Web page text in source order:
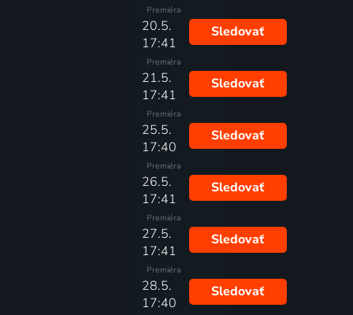
Premiéra
20.5.
17:41
Premiéra
Sledovať
21.5.
17:41
Premiéra
Sledovať
25.5.
17:40
Premiéra
Sledovať
26.5.
17:41
Premiéra
Sledovať
27.5.
17:41
Premiéra
Sledovať
28.5.
17:40
Sledovať